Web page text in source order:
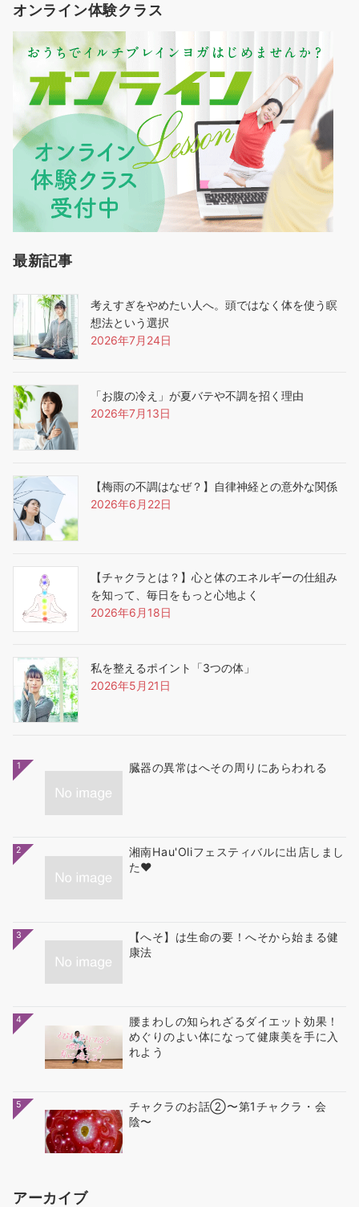
オンライン体験クラス
最新記事
考えすぎをやめたい人へ。頭ではなく体を使う瞑
想法という選択
2026年7月24日
「お腹の冷え」が夏バテや不調を招く理由
2026年7月13日
【梅雨の不調はなぜ？】自律神経との意外な関係
2026年6月22日
【チャクラとは？】心と体のエネルギーの仕組み
を知って、毎日をもっと心地よく
2026年6月18日
私を整えるポイント「3つの体」
2026年5月21日
1 臓器の異常はへその周りにあらわれる
2
湘南Hau'Oliフェスティバルに出店しまし
た❤
3
【へそ】は生命の要！へそから始まる健
康法
4
腰まわしの知られざるダイエット効果！
めぐりのよい体になって健康美を手に入
れよう
5
チャクラのお話②〜第1チャクラ・会
陰〜
アーカイブ